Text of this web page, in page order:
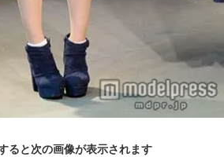
ると次の画像が表示されます